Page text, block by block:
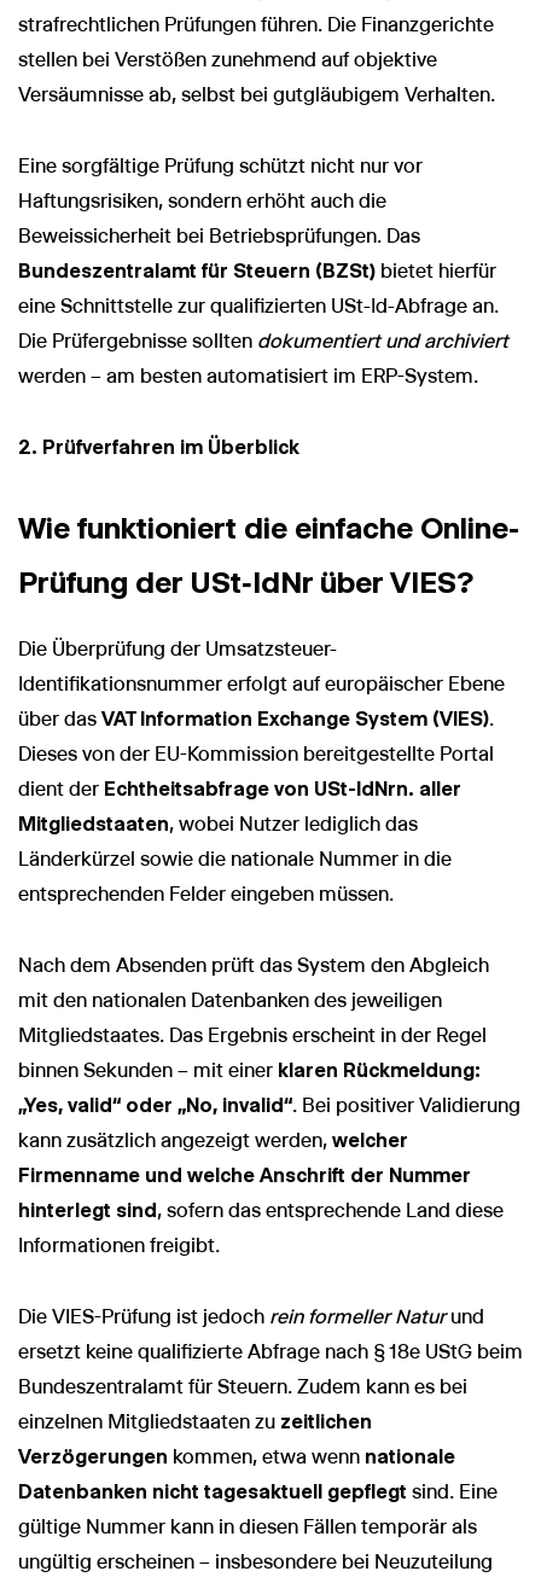
strafrechtlichen Prüfungen führen. Die Finanzgerichte
stellen bei Verstößen zunehmend auf objektive
Versäumnisse ab, selbst bei gutgläubigem Verhalten.
Eine sorgfältige Prüfung schützt nicht nur vor
Haftungsrisiken, sondern erhöht auch die
Beweissicherheit bei Betriebsprüfungen. Das
Bundeszentralamt für Steuern (BZSt) bietet hierfür
eine Schnittstelle zur qualifizierten USt-Id-Abfrage an.
Die Prüfergebnisse sollten dokumentiert und archiviert
werden – am besten automatisiert im ERP-System.
2. Prüfverfahren im Überblick
Wie funktioniert die einfache Online-
Prüfung der USt‑IdNr über VIES?
Die Überprüfung der Umsatzsteuer-
Identifikationsnummer erfolgt auf europäischer Ebene
über das VAT Information Exchange System (VIES).
Dieses von der EU-Kommission bereitgestellte Portal
dient der Echtheitsabfrage von USt-IdNrn. aller
Mitgliedstaaten, wobei Nutzer lediglich das
Länderkürzel sowie die nationale Nummer in die
entsprechenden Felder eingeben müssen.
Nach dem Absenden prüft das System den Abgleich
mit den nationalen Datenbanken des jeweiligen
Mitgliedstaates. Das Ergebnis erscheint in der Regel
binnen Sekunden – mit einer klaren Rückmeldung:
„Yes, valid“ oder „No, invalid“. Bei positiver Validierung
kann zusätzlich angezeigt werden, welcher
Firmenname und welche Anschrift der Nummer
hinterlegt sind, sofern das entsprechende Land diese
Informationen freigibt.
Die VIES-Prüfung ist jedoch rein formeller Naturund
ersetzt keine qualifizierte Abfrage nach § 18e UStG beim
Bundeszentralamt für Steuern. Zudem kann es bei
einzelnen Mitgliedstaaten zu zeitlichen
Verzögerungen kommen, etwa wenn nationale
Datenbanken nicht tagesaktuell gepflegt sind. Eine
gültige Nummer kann in diesen Fällen temporär als
ungültig erscheinen – insbesondere bei Neuzuteilung